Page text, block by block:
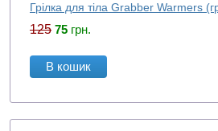
Грілка для тіла Grabber Warmers
125 75 грн.
В кошик